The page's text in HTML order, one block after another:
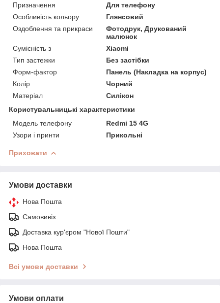
Призначення
Для телефону
Особливість кольору
Глянсовий
Оздоблення та прикраси
Фотодрук, Друкований
малюнок
Сумісність з
Xiaomi
Тип застежки
Без застібки
Форм-фактор
Панель (Накладка на корпус)
Колір
Чорний
Матеріал
Силікон
Користувальницькі характеристики
Модель телефону
Redmi 15 4G
Узори і принти
Прикольні
Приховати
Умови доставки
Нова Пошта
Самовивіз
Доставка кур'єром "Нової Пошти"
Нова Пошта
Всі умови доставки
Умови оплати